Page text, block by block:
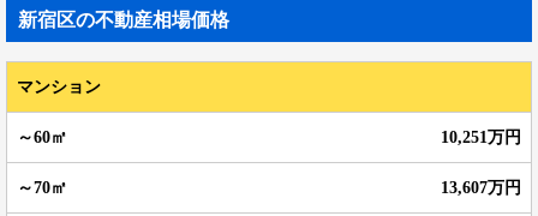
は、神楽坂駅、新宿駅
新宿区の不動産相場価格
マンション
10,251万円
13,607万円